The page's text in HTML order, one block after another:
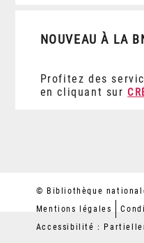
NOUVEAU À LA
Profitez des
en cliquant sur
© Bibliothèque
Mentions légales
Accessibilité :